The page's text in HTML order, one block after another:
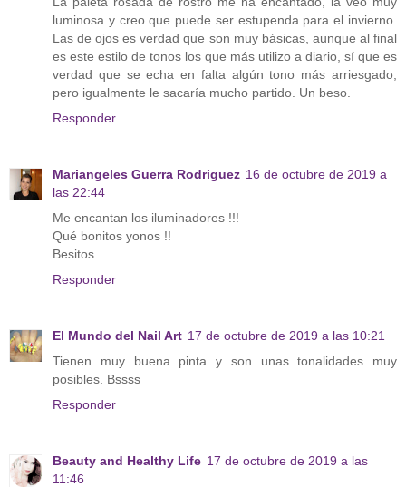
luminosa y creo que puede ser estupenda para el invierno.
Las de ojos es verdad que son muy básicas, aunque al final
es este estilo de tonos los que más utilizo a diario, sí que es
verdad que se echa en falta algún tono más arriesgado,
pero igualmente le sacaría mucho partido. Un beso.
Responder
Mariangeles Guerra Rodriguez 16 de octubre de 2019 a
las 22:44
Me encantan los iluminadores !!!
Qué bonitos yonos !!
Besitos
Responder
El Mundo del Nail Art 17 de octubre de 2019 a las 10:21
Tienen muy buena pinta y son unas tonalidades muy
posibles. Bssss
Responder
Beauty and Healthy Life 17 de octubre de 2019 a las
11:46